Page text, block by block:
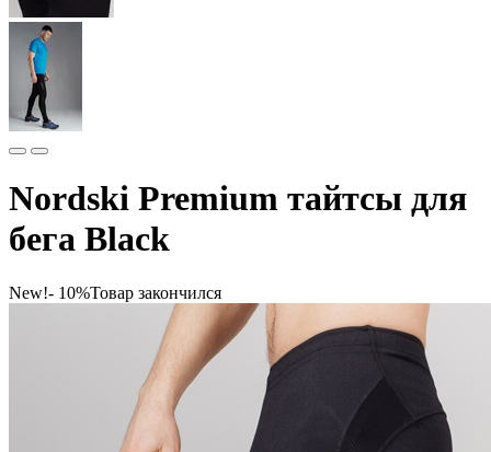
Nordski Premium тайтсы для
бега Black
New!- 10%Товар закончился